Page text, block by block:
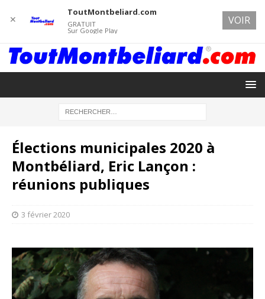
Élections municipales 2020 à
Montbéliard, Eric Lançon :
réunions publiques
3 février 2020
✕
ToutMontbeliard.com
GRATUIT
Sur Google Play
VOIR